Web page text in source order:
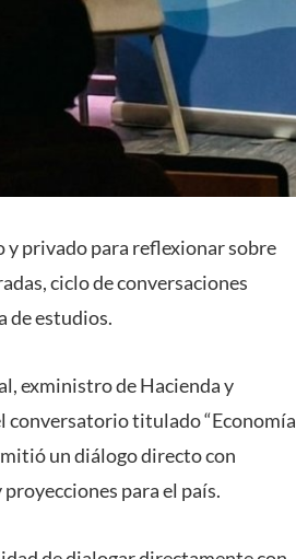
y privado para reflexionar sobre
ciclo de conversaciones
de estudios.
exministro de Hacienda y
conversatorio titulado “Economía
un diálogo directo con
para el país.